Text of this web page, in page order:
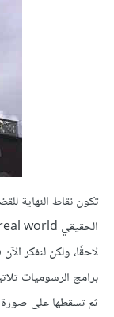
تكون نقاط النهاية
لاحقًا، ولكن لنفكر
برامج الرسوميات
ثم تسقطها على صورة